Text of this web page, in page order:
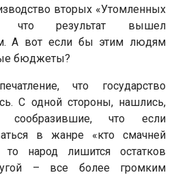
вторых «Утомленных
что результат вышел
А вот если бы этим людям
бюджеты?
что государство
С одной стороны, нашлись,
сообразившие, что если
в жанре «кто смачней
народ лишится остатков
– все более громким